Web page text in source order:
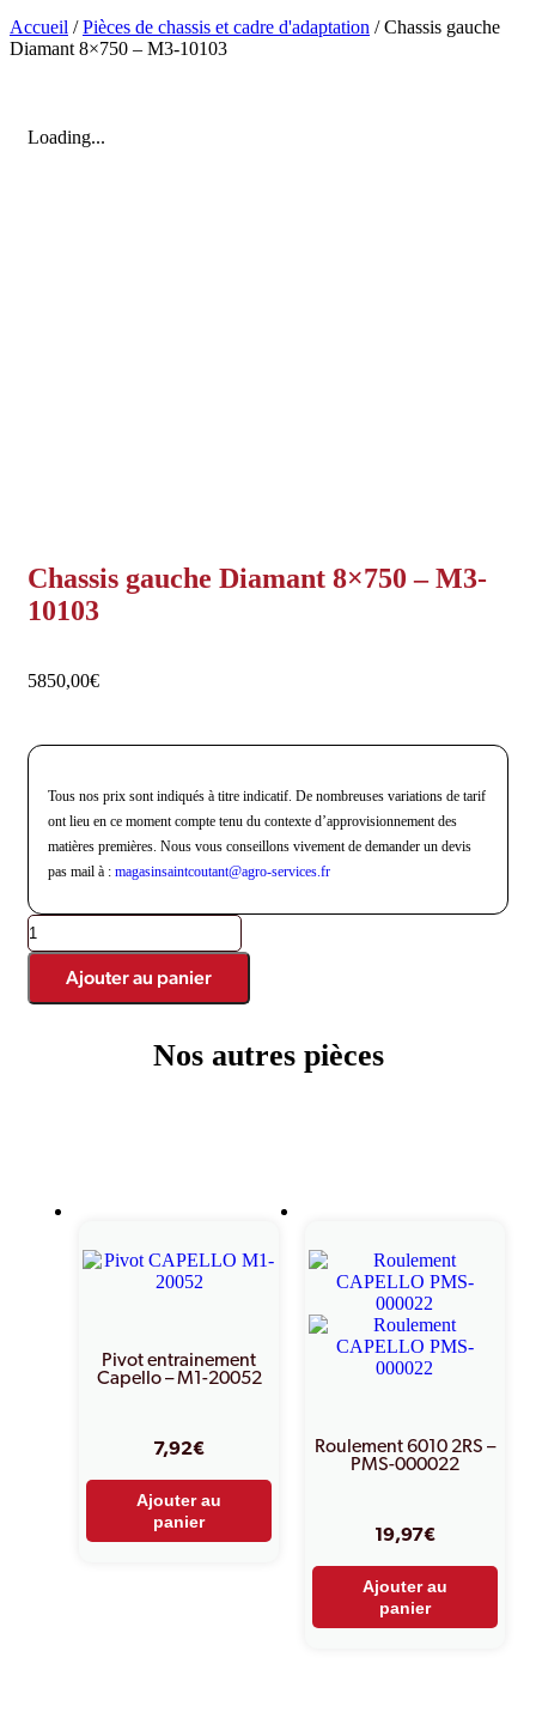
Accueil /Pièces de chassis et cadre d'adaptation / Chassis gauche
Diamant 8×750 – M3-10103
Loading...
Chassis gauche Diamant 8×750 – M3-
10103
5850,00€
Tous nos prix sont indiqués à titre indicatif. De nombreuses variations de tarif
ont lieu en ce moment compte tenu du contexte d’approvisionnement des
matières premières. Nous vous conseillons vivement de demander un devis
pas mail à :magasinsaintcoutant@agro-services.fr
Ajouter au panier
Nos autres pièces
Pivot entrainement
Capello – M1-20052
7,92€
Ajouter au
panier
Roulement 6010 2RS –
PMS-000022
19,97€
Ajouter au
panier